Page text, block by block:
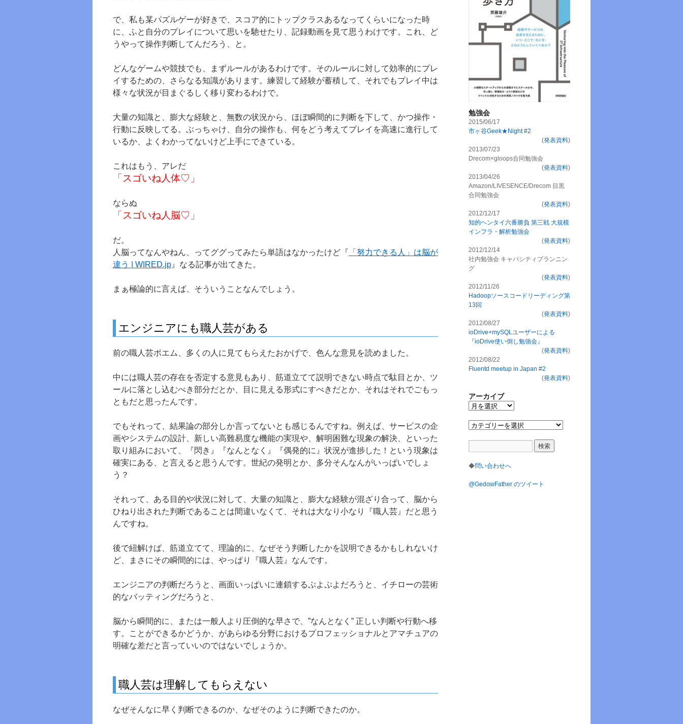
で、私も某パズルゲーが好きで、スコア的にトップクラスあるなってくらいになった時
に、ふと自分のプレイについて思いを馳せたり、記録動画を見て思うわけです。これ、ど
うやって操作判断してんだろう、と。
どんなゲームや競技でも、まずルールがあるわけです。そのルールに対して効率的にプレ
イするための、さらなる知識があります。練習して経験が蓄積して、それでもプレイ中は
様々な状況が目まぐるしく移り変わるわけで。
大量の知識と、膨大な経験と、無数の状況から、ほぼ瞬間的に判断を下して、かつ操作・
行動に反映してる。ぶっちゃけ、自分の操作も、何をどう考えてプレイを高速に進行して
いるか、よくわかってないけど上手にできている。
これはもう、アレだ
「スゴいね人体♡」
ならぬ
「スゴいね人脳♡」
だ。
人脳ってなんやねん、ってググってみたら単語はなかったけど『 「努力できる人」は脳が
違う | WIRED.jp 』なる記事が出てきた。
まぁ極論的に言えば、そういうことなんでしょう。
エンジニアにも職人芸がある
前の職人芸ポエム、多くの人に見てもらえたおかげで、色んな意見を読めました。
中には職人芸の存在を否定する意見もあり、筋道立てて説明できない時点で駄目とか、ツ
ールに落とし込むべき部分だとか、目に見える形式にすべきだとか、それはそれでごもっ
ともだと思ったんです。
でもそれって、結果論の部分しか言ってないとも感じるんですね。例えば、サービスの企
画やシステムの設計、新しい高難易度な機能の実現や、解明困難な現象の解決、といった
取り組みにおいて、『閃き』『なんとなく』『偶発的に』状況が進捗した！という現象は
確実にある、と言えると思うんです。世紀の発明とか、多分そんなんがいっぱいでしょ
う？
それって、ある目的や状況に対して、大量の知識と、膨大な経験が混ざり合って、脳から
ひねり出された判断であることは間違いなくて、それは大なり小なり『職人芸』だと思う
んですね。
後で紐解けば、筋道立てて、理論的に、なぜそう判断したかを説明できるかもしれないけ
ど、まさにその瞬間的には、やっぱり『職人芸』なんです。
エンジニアの判断だろうと、画面いっぱいに連鎖するぷよぷよだろうと、イチローの芸術
的なバッティングだろうと、
脳から瞬間的に、または一般人より圧倒的な早さで、”なんとなく” 正しい判断や行動へ移
す。ことができるかどうか、があらゆる分野におけるプロフェッショナルとアマチュアの
明確な差だと言っていいのではないでしょうか。
職人芸は理解してもらえない
なぜそんなに早く判断できるのか、なぜそのように判断できたのか。
勉強会
2015/06/17
市ヶ谷Geek★Night #2
(発表資料)
2013/07/23
Drecom×gloops合同勉強会
(発表資料)
2013/04/26
Amazon/LIVESENCE/Drecom 目黒
合同勉強会
(発表資料)
2012/12/17
知的ヘンタイ六番勝負 第三戦 大規模
インフラ・解析勉強会
(発表資料)
2012/12/14
社内勉強会 キャパシティプランニン
グ
(発表資料)
2012/11/26
Hadoopソースコードリーディング第
13回
(発表資料)
2012/08/27
ioDrive+mySQLユーザーによる
『ioDrive使い倒し勉強会』
(発表資料)
2012/08/22
Fluentd meetup in Japan #2
(発表資料)
アーカイブ
◆問い合わせへ
@GedowFather のツイート